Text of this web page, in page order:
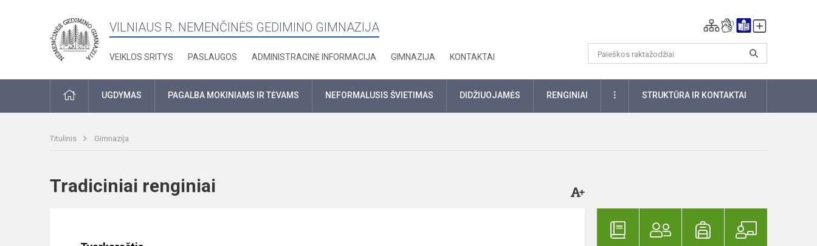
VILNIAUS R. NEMENČINĖS GEDIMINO GIMNAZIJA
VEIKLOS SRITYS PASLAUGOS ADMINISTRACINĖ INFORMACIJA GIMNAZIJA KONTAKTAI
PRADŽIAUGDYMAS PAGALBA MOKINIAMS IR TĖVAMS NEFORMALUSIS ŠVIETIMAS DIDŽIUOJAMĖS RENGINIAI DAUGIAUSTRUKTŪRA IR KONTAKTAI
Titulinis Gimnazija
Tradiciniai renginiai